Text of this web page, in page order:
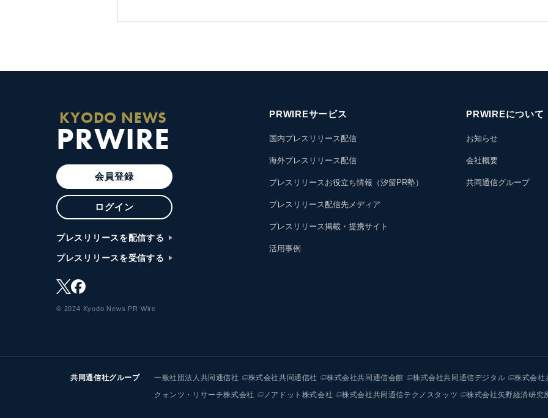
KYODO NEWS
PRWIRE
会員登録
ログイン
プレスリリースを配信する
プレスリリースを受信する
© 2024 Kyodo News PR Wire
PRWIREサービス
国内プレスリリース配信
海外プレスリリース配信
プレスリリースお役立ち情報（汐留PR塾）
プレスリリース配信先メディア
プレスリリース掲載・提携サイト
活用事例
PRWIREについて
お知らせ
会社概要
共同通信グループ
共同通信社グループ 一般社団法人共同通信社 株式会社共同通信社 株式会社共同通信会館 株式会社共同通信デジタル 株式会社
クォンツ・リサーチ株式会社
ノアドット株式会社 株式会社共同通信テクノスタッツ 株式会社矢野経済研究